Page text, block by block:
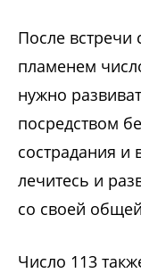
После
пламенем
нужно
посредством
сострадания и
лечитесь и
со своей
Число 113